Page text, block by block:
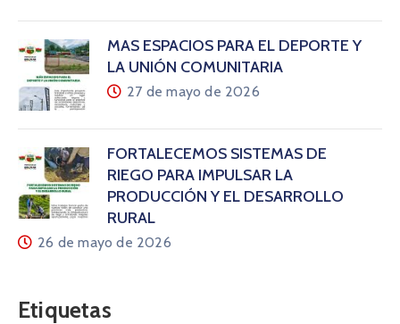
MÁS ESPACIOS PARA EL DEPORTE Y
LA UNIÓN COMUNITARIA
27 de mayo de 2026
FORTALECEMOS SISTEMAS DE
RIEGO PARA IMPULSAR LA
PRODUCCIÓN Y EL DESARROLLO
RURAL
26 de mayo de 2026
Etiquetas